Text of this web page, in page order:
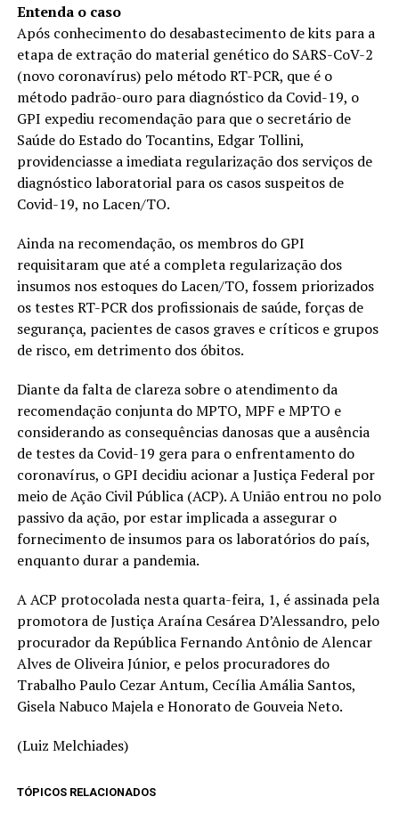
Entenda o caso
Após conhecimento do desabastecimento de kits para a
etapa de extração do material genético do SARS-CoV-2
(novo coronavírus) pelo método RT-PCR, que é o
método padrão-ouro para diagnóstico da Covid-19, o
GPI expediu recomendação para que o secretário de
Saúde do Estado do Tocantins, Edgar Tollini,
providenciasse a imediata regularização dos serviços de
diagnóstico laboratorial para os casos suspeitos de
Covid-19, no Lacen/TO.
Ainda na recomendação, os membros do GPI
requisitaram que até a completa regularização dos
insumos nos estoques do Lacen/TO, fossem priorizados
os testes RT-PCR dos profissionais de saúde, forças de
segurança, pacientes de casos graves e críticos e grupos
de risco, em detrimento dos óbitos.
Diante da falta de clareza sobre o atendimento da
recomendação conjunta do MPTO, MPF e MPTO e
considerando as consequências danosas que a ausência
de testes da Covid-19 gera para o enfrentamento do
coronavírus, o GPI decidiu acionar a Justiça Federal por
meio de Ação Civil Pública (ACP). A União entrou no polo
passivo da ação, por estar implicada a assegurar o
fornecimento de insumos para os laboratórios do país,
enquanto durar a pandemia.
A ACP protocolada nesta quarta-feira, 1, é assinada pela
promotora de Justiça Araína Cesárea D’Alessandro, pelo
procurador da República Fernando Antônio de Alencar
Alves de Oliveira Júnior, e pelos procuradores do
Trabalho Paulo Cezar Antum, Cecília Amália Santos,
Gisela Nabuco Majela e Honorato de Gouveia Neto.
(Luiz Melchiades)
TÓPICOS RELACIONADOS